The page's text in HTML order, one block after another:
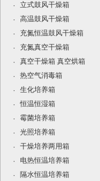
·
立式鼓风干燥箱
·
高温鼓风干燥箱
·
充氮恒温鼓风干燥箱
·
充氮真空干燥箱
·
真空干燥箱 真空烘箱
·
热空气消毒箱
·
生化培养箱
·
恒温恒湿箱
·
霉菌培养箱
·
光照培养箱
·
干燥培养两用箱
·
电热恒温培养箱
·
隔水恒温培养箱